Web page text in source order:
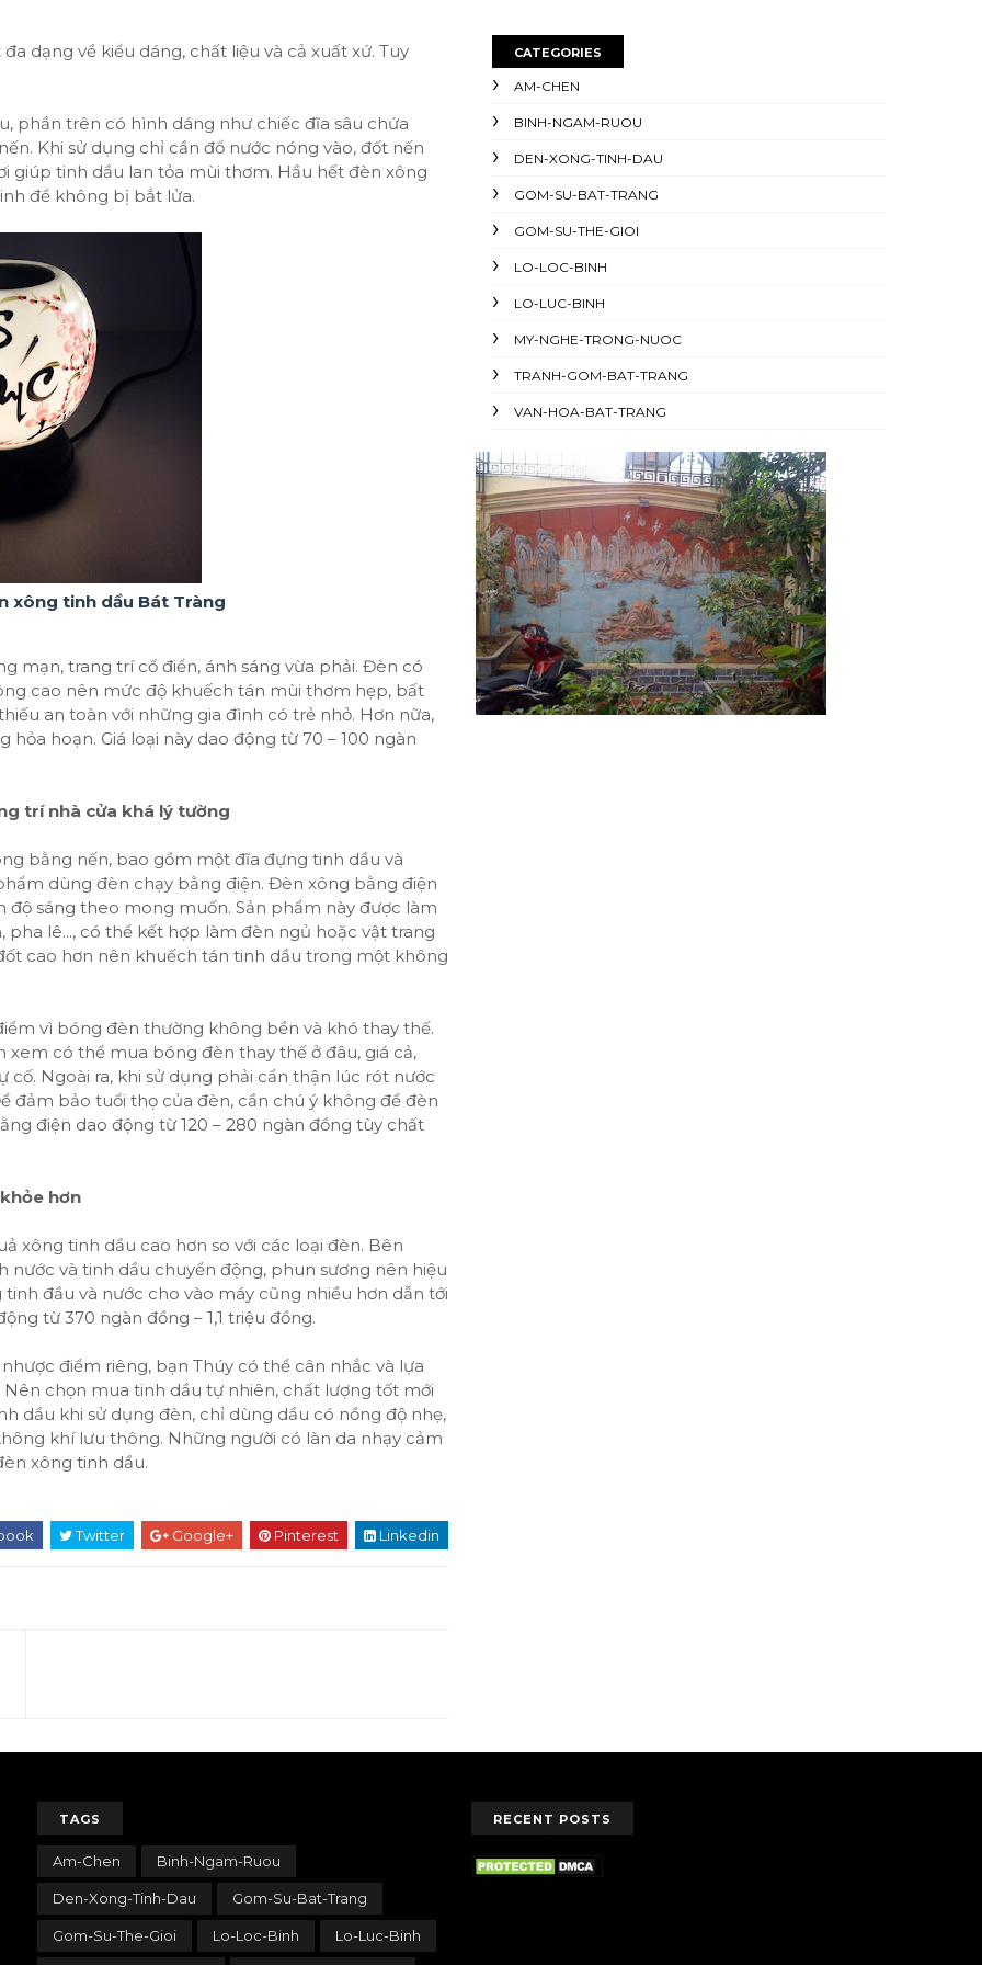
dạng về kiểu dáng, chất liệu và cả xuất xứ. Tuy
phần trên có hình dáng như chiếc đĩa sâu chứa
Khi sử dụng chỉ cần đổ nước nóng vào, đốt nến
giúp tinh dầu lan tỏa mùi thơm. Hầu hết đèn xông
để không bị bắt lửa.
xông tinh dầu Bát Tràng
mạn, trang trí cổ điển, ánh sáng vừa phải. Đèn có
cao nên mức độ khuếch tán mùi thơm hẹp, bất
an toàn với những gia đình có trẻ nhỏ. Hơn nữa,
hoạn. Giá loại này dao động từ 70 – 100 ngàn
trí nhà cửa khá lý tường
bằng nến, bao gồm một đĩa đựng tinh dầu và
dùng đèn chạy bằng điện. Đèn xông bằng điện
sáng theo mong muốn. Sản phẩm này được làm
pha lê..., có thể kết hợp làm đèn ngủ hoặc vật trang
cao hơn nên khuếch tán tinh dầu trong một không
vì bóng đèn thường không bền và khó thay thế.
có thể mua bóng đèn thay thế ở đâu, giá cả,
cố. Ngoài ra, khi sử dụng phải cẩn thận lúc rót nước
đảm bảo tuổi thọ của đèn, cần chú ý không để đèn
điện dao động từ 120 – 280 ngàn đồng tùy chất
hơn
xông tinh dầu cao hơn so với các loại đèn. Bên
và tinh dầu chuyển động, phun sương nên hiệu
đầu và nước cho vào máy cũng nhiều hơn dẫn tới
từ 370 ngàn đồng – 1,1 triệu đồng.
điểm riêng, bạn Thúy có thể cân nhắc và lựa
chọn mua tinh dầu tự nhiên, chất lượng tốt mới
dầu khi sử dụng đèn, chỉ dùng dầu có nồng độ nhẹ,
khí lưu thông. Những người có làn da nhạy cảm
xông tinh dầu.
Twitter Google+ Pinterest Linkedin
CATEGORIES
AM-CHEN
BINH-NGAM-RUOU
DEN-XONG-TINH-DAU
GOM-SU-BAT-TRANG
GOM-SU-THE-GIOI
LO-LOC-BINH
LO-LUC-BINH
MY-NGHE-TRONG-NUOC
TRANH-GOM-BAT-TRANG
VAN-HOA-BAT-TRANG
TAGS
Am-Chen Binh-Ngam-Ruou
Den-Xong-Tinh-Dau Gom-Su-Bat-Trang
Gom-Su-The-Gioi Lo-Loc-Binh Lo-Luc-Binh
RECENT POSTS